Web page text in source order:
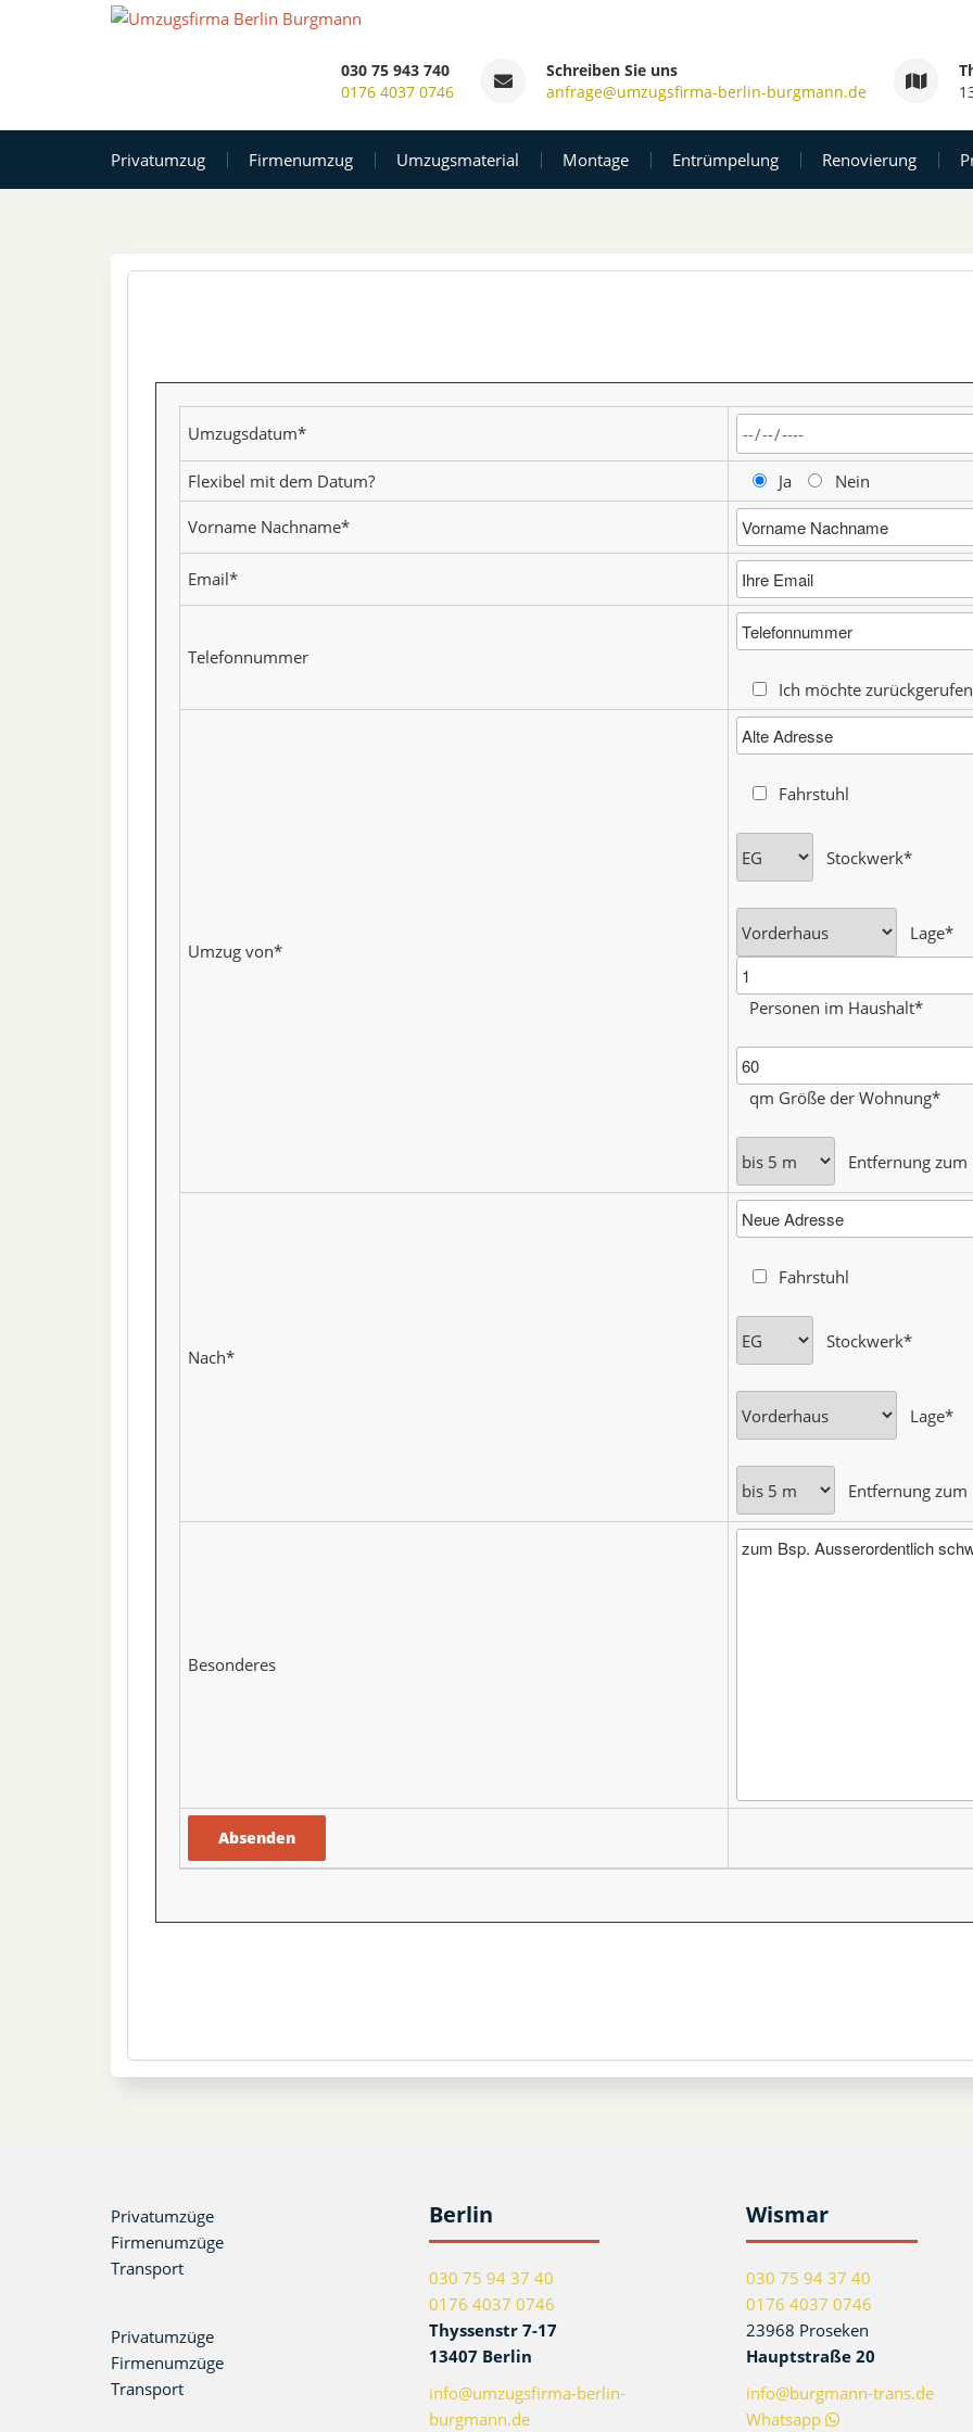
Umzugsfirma Berlin Burgmann
030 75 943 740
0176 4037 0746
Schreiben Sie uns
anfrage@umzugsfirma-berlin-burgmann.de
Privatumzug Firmenumzug Umzugsmaterial Montage Entrümpelung Renovierung
Umzugsdatum*
Flexibel mit dem Datum? Ja Nein
Vorname Nachname*
Email*
Telefonnummer
Ich möchte
Umzug von*
Fahrstuhl
Stockwerk*
Lage*
Personen im Haushalt*
qm Größe der Wohnung*
Entfernung zum
Nach*
Fahrstuhl
Stockwerk*
Lage*
Entfernung zum
Besonderes
Privatumzüge
Firmenumzüge
Transport
Privatumzüge
Firmenumzüge
Transport
Berlin
030 75 94 37 40
0176 4037 0746
Thyssenstr 7-17
13407 Berlin
info@umzugsfirma-berlin-
burgmann.de
Wismar
030 75 94 37 40
0176 4037 0746
23968 Proseken
Hauptstraße 20
info@burgmann-trans.de
Whatsapp